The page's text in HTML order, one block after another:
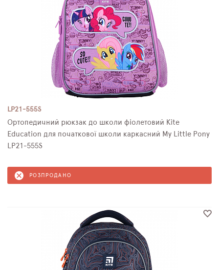
LP21-555S
Ортопедичний рюкзак до школи фіолетовий Kite
Education для початкової школи каркасний My Little Pony
LP21-555S
РОЗПРОДАНО